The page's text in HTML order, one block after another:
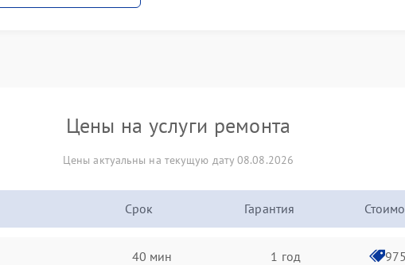
Цены на услуги ремонта
Цены актуальны на текущую дату 08.08.2026
Срок Гарантия
40 мин 1 год